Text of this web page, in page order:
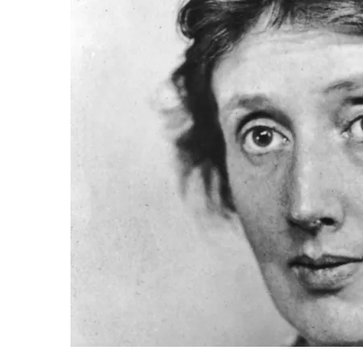
Un
Feliz
De
Aires